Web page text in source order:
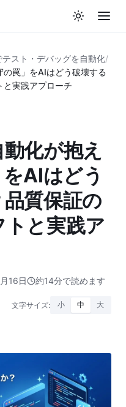
テスト・デバッグを自動化/
罠」をAIはどう破壊する
と実践アプローチ
化が抱え
AIはどう
質保証の
と実践ア
16日 約14分で読めます
文字サイズ: 小 中 大